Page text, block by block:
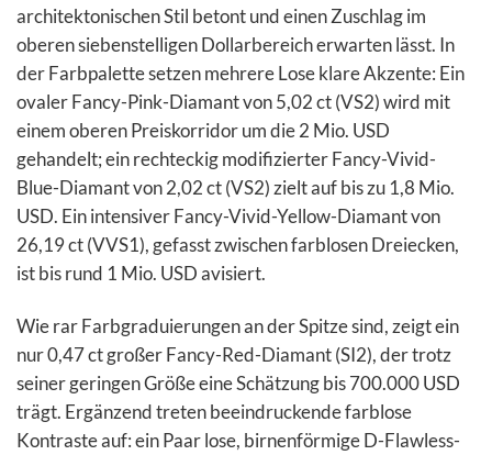
architektonischen Stil betont und einen Zuschlag im
oberen siebenstelligen Dollarbereich erwarten lässt. In
der Farbpalette setzen mehrere Lose klare Akzente: Ein
ovaler Fancy-Pink-Diamant von 5,02 ct (VS2) wird mit
einem oberen Preiskorridor um die 2 Mio. USD
gehandelt; ein rechteckig modifizierter Fancy-Vivid-
Blue-Diamant von 2,02 ct (VS2) zielt auf bis zu 1,8 Mio.
USD. Ein intensiver Fancy-Vivid-Yellow-Diamant von
26,19 ct (VVS1), gefasst zwischen farblosen Dreiecken,
ist bis rund 1 Mio. USD avisiert.
Wie rar Farbgraduierungen an der Spitze sind, zeigt ein
nur 0,47 ct großer Fancy-Red-Diamant (SI2), der trotz
seiner geringen Größe eine Schätzung bis 700.000 USD
trägt. Ergänzend treten beeindruckende farblose
Kontraste auf: ein Paar lose, birnenförmige D-Flawless-